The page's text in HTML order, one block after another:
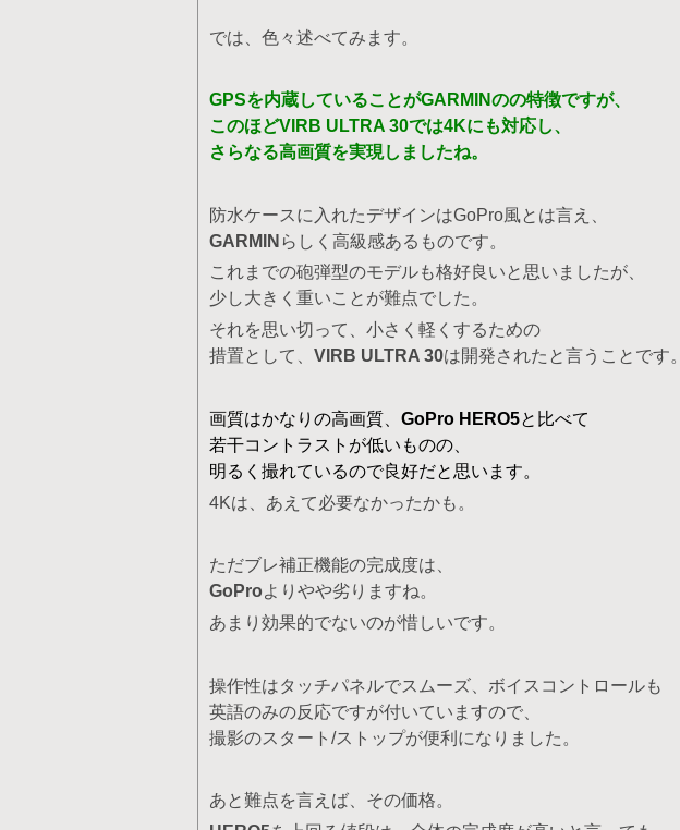
では、色々述べてみます。
GPSを内蔵していることがGARMINのの特徴ですが、
このほどVIRB ULTRA 30では4Kにも対応し、
さらなる高画質を実現しましたね。
防水ケースに入れたデザインはGoPro風とは言え、
GARMIN らしく高級感あるものです。
これまでの砲弾型のモデルも格好良いと思いましたが、
少し大きく重いことが難点でした。
それを思い切って、小さく軽くするための
措置として、 VIRB ULTRA 30は開発されたと言うことです。
画質はかなりの高画質、 GoPro HERO5と比べて
若干コントラストが低いものの、
明るく撮れているので良好だと思います。
4Kは、あえて必要なかったかも。
ただブレ補正機能の完成度は、
GoProよりやや劣りますね。
あまり効果的でないのが惜しいです。
操作性はタッチパネルでスムーズ、ボイスコントロールも
英語のみの反応ですが付いていますので、
撮影のスタート/ストップが便利になりました。
あと難点を言えば、その価格。